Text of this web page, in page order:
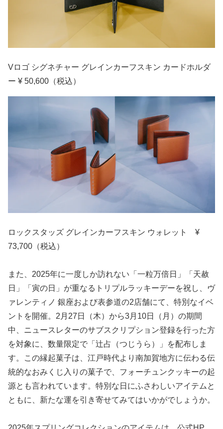
Vロゴ シグネチャー グレインカーフスキン カードホルダ
ー ¥ 50,600（税込）
ロックスタッズ グレインカーフスキン ウォレット ¥
73,700（税込）
また、2025年に一度しか訪れない「一粒万倍日」「天赦
日」「寅の日」が重なるトリプルラッキーデーを祝し、ヴ
ァレンティノ 銀座および表参道の2店舗にて、特別なイベ
ントを開催。2月27日（木）から3月10日（月）の期間
中、ニュースレターのサブスクリプション登録を行った方
を対象に、数量限定で「辻占（つじうら）」を配布しま
す。この縁起菓子は、江戸時代より南加賀地方に伝わる伝
統的なおみくじ入りの菓子で、フォーチュンクッキーの起
源とも言われています。特別な日にふさわしいアイテムと
ともに、新たな運を引き寄せてみてはいかがでしょうか。